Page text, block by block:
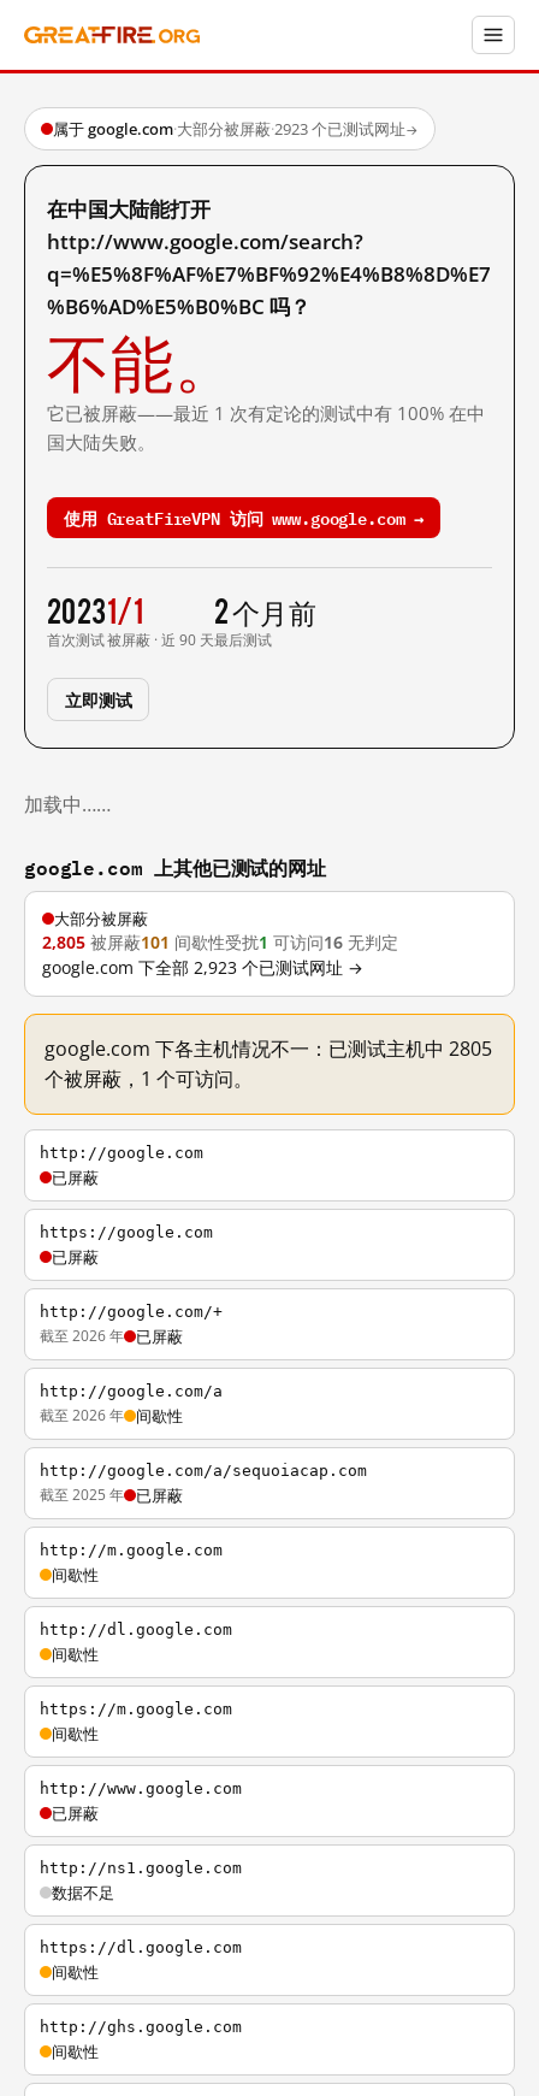
属于 google.com·大部分被屏蔽·2923 个已测试网址→
在中国大陆能打开
http://www.google.com/search?
q=%E5%8F%AF%E7%BF%92%E4%B8%8D%E7
%B6%AD%E5%B0%BC 吗？
不能。
它已被屏蔽——最近 1 次有定论的测试中有 100% 在中
国大陆失败。
使用 GreatFireVPN 访问 www.google.com →
2023
首次测试
1/1
被屏蔽 · 近 90 天
2 个月前
最后测试
立即测试
加载中……
google.com 上其他已测试的网址
大部分被屏蔽
2,805 被屏蔽101 间歇性受扰1 可访问16 无判定
google.com 下全部 2,923 个已测试网址 →
google.com 下各主机情况不一：已测试主机中 2805
个被屏蔽，1 个可访问。
http://google.com
已屏蔽
https://google.com
已屏蔽
http://google.com/+
截至 2026 年 已屏蔽
http://google.com/a
截至 2026 年 间歇性
http://google.com/a/sequoiacap.com
截至 2025 年 已屏蔽
http://m.google.com
间歇性
http://dl.google.com
间歇性
https://m.google.com
间歇性
http://www.google.com
已屏蔽
http://ns1.google.com
数据不足
https://dl.google.com
间歇性
http://ghs.google.com
间歇性